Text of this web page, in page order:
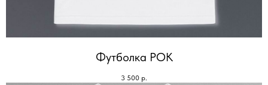
Футболка РОК
3 500 р.